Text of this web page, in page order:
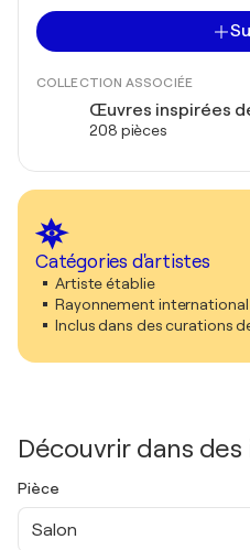
COLLECTION ASSOCIÉE
Œuvres inspirées
208 pièces
Catégories d'artistes
Artiste établie
Rayonnement international
Inclus dans des curations
Découvrir dans
Pièce
Salon